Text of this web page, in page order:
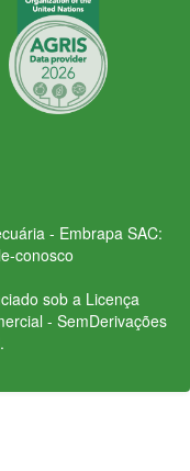
- Embrapa SAC:
conosco
sob a Licença
- SemDerivações